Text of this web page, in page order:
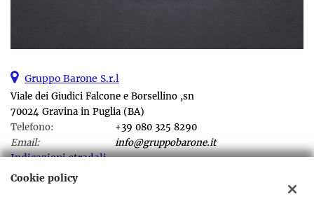
Gruppo Barone S.r.l
Viale dei Giudici Falcone e Borsellino ,sn
70024 Gravina in Puglia (BA)
Telefono:
+39 080 325 8290
Email:
info@gruppobarone.it
Indicazioni stradali
Cookie policy